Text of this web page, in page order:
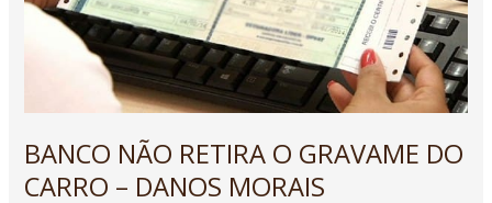
BANCO NÃO RETIRA O GRAVAME DO
CARRO – DANOS MORAIS
–
DANOS